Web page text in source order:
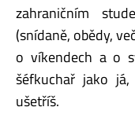
zahraničním
(snídaně, obědy,
o víkendech a o
šéfkuchař jako
ušetříš.